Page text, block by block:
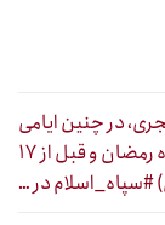
۵ هجری، در چنین ایامی
(بعد از ماه رمضان و قبل از ۱۷
#سپاه_اسلام در …